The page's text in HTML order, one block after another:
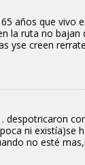
años que vivo
la ruta no
yse creen
despotricaron
ni existía)se
no esté